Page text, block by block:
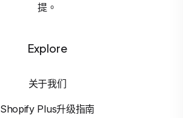
提。
Explore
关于我们
Shopify Plus升级指南